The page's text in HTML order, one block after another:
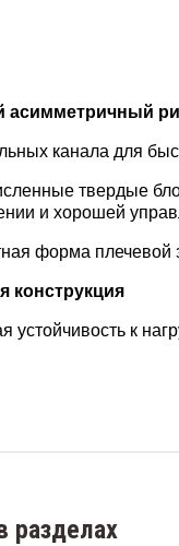
асимметричный
канала для
твердые
и хорошей
форма плечевой
конструкция
устойчивость к
разделах